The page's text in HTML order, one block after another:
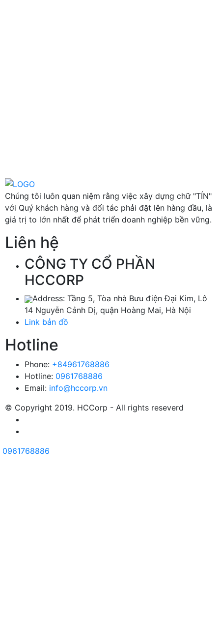
Chúng tôi luôn quan niệm rằng việc xây dựng chữ "TÍN"
với Quý khách hàng và đối tác phải đặt lên hàng đầu, là
giá trị to lớn nhất để phát triển doanh nghiệp bền vững.
Liên hệ
CÔNG TY CỔ PHẦN
HCCORP
Address: Tầng 5, Tòa nhà Bưu điện Đại Kim, Lô
14 Nguyễn Cảnh Dị, quận Hoàng Mai, Hà Nội
Link bản đồ
Hotline
Phone: +84961768886
Hotline: 0961768886
Email: info@hccorp.vn
© Copyright 2019. HCCorp - All rights reseverd
0961768886